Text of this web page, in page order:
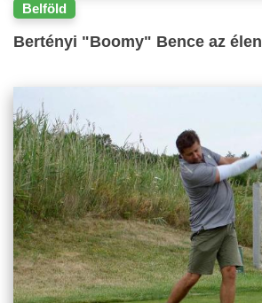
Belföld
Bertényi "Boomy" Bence az élen